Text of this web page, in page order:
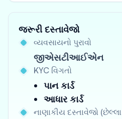
જરૂરી દસ્તાવેજો
વ્યવસાયનો પુરાવો
જીએસટીઆઈએન
KYC વિગતો
પાન કાર્ડ
આધાર કાર્ડ
નાણાકીય દસ્તાવેજો (છેલ્લા